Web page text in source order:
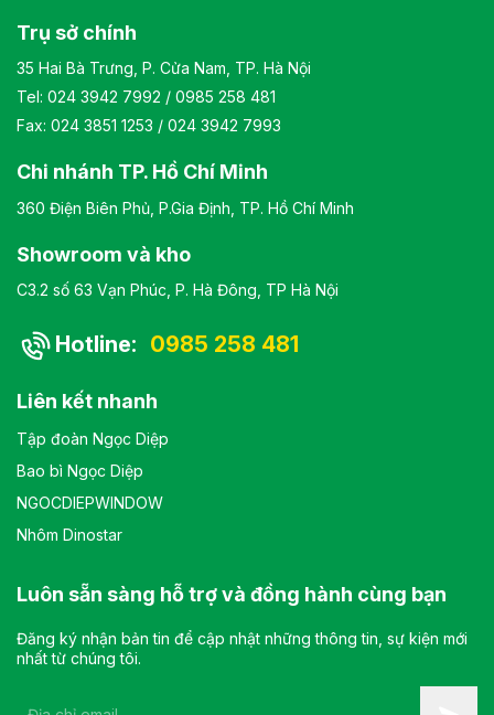
Trụ sở chính
35 Hai Bà Trưng, P. Cửa Nam, TP. Hà Nội
Tel: 024 3942 7992 / 0985 258 481
Fax: 024 3851 1253 / 024 3942 7993
Chi nhánh TP. Hồ Chí Minh
360 Điện Biên Phủ, P.Gia Định, TP. Hồ Chí Minh
Showroom và kho
C3.2 số 63 Vạn Phúc, P. Hà Đông, TP Hà Nội
Hotline: 0985 258 481
Liên kết nhanh
Tập đoàn Ngọc Diệp
Bao bì Ngọc Diệp
NGOCDIEPWINDOW
Nhôm Dinostar
Luôn sẵn sàng hỗ trợ và đồng hành cùng bạn
Đăng ký nhận bản tin để cập nhật những thông tin, sự kiện mới
nhất từ chúng tôi.